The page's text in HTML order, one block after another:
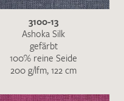
3100-13
Ashoka Silk
gefärbt
100% reine Seide
200 g/lfm, 122 cm